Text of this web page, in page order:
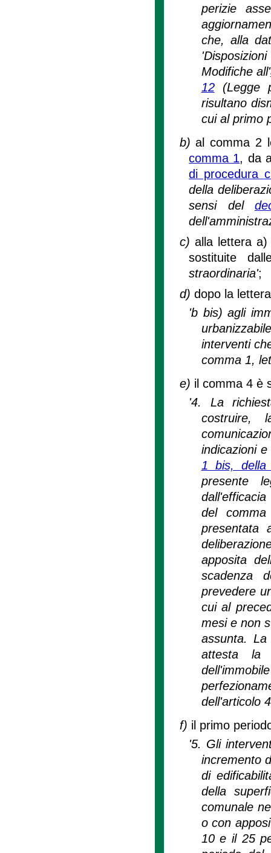
perizie
che, alla
Modifiche all'
12(Legge
risultano
cui al primo
b)al comma 2
comma 1, da
di procedura
della
sensi del
c) alla lettera
sostituite
straordinaria';
d) dopo la
'b bis) agli
interventi
comma 1,
e) il comma 4 è
'4. La
costruire,
indicazioni
1 bis, della
presente
del
presentata
apposita
scadenza
prevedere
cui al
mesi e non
assunta.
attesta la
dell'articolo
f) il primo
'5. Gli
incremento
di
della
comunale
o con
10 e il 25